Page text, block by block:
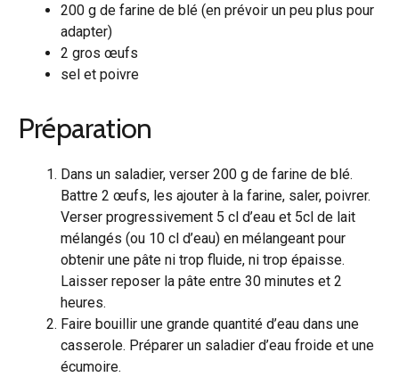
200 g de farine de blé (en prévoir un peu plus pour
adapter)
2 gros œufs
sel et poivre
Préparation
Dans un saladier, verser 200 g de farine de blé.
Battre 2 œufs, les ajouter à la farine, saler, poivrer.
Verser progressivement 5 cl d’eau et 5cl de lait
mélangés (ou 10 cl d’eau) en mélangeant pour
obtenir une pâte ni trop fluide, ni trop épaisse.
Laisser reposer la pâte entre 30 minutes et 2
heures.
Faire bouillir une grande quantité d’eau dans une
casserole. Préparer un saladier d’eau froide et une
écumoire.